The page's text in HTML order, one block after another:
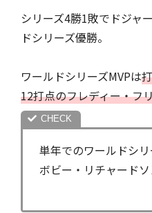
シリーズ4勝1敗でドジャ
ドシリーズ優勝。
ワールドシリーズMVPは
12打点のフレディー・フ
単年でのワールドシ
ボビー・リチャードソ